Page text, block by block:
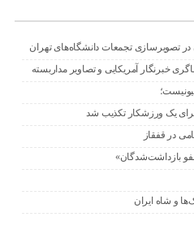
تصویرسازی تجمعات دانشگاه‌های تهران
خبرنگار آمریکایی و تصاویر مداربسته
برای یک ورزشکار تکذیب شد
در قفقاز
بازداشت‌شدگان»
و شاه ایران